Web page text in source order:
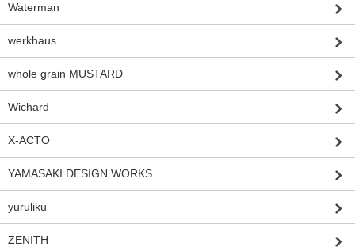
Waterman
werkhaus
whole grain MUSTARD
Wichard
X-ACTO
YAMASAKI DESIGN WORKS
yuruliku
ZENITH